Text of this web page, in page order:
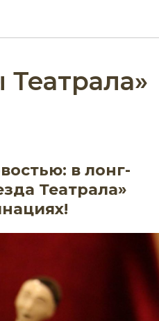
в лонг-
Театрала»